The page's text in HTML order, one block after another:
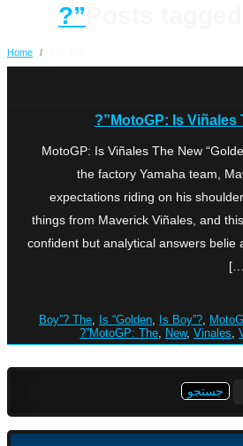
Home /
MotoGP: Is Viñales
MotoGP: Is Viñales The New
the factory Yamaha team,
expectations riding on his
things from Maverick Viñales, and
confident but analytical answers
Boy”? The, Is “Golden, Is Boy”?,
MotoGP: The, New, Vinales,